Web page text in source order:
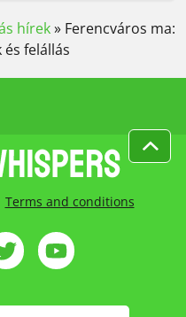
hírek» Ferencváros ma:
felállás
Terms and conditions